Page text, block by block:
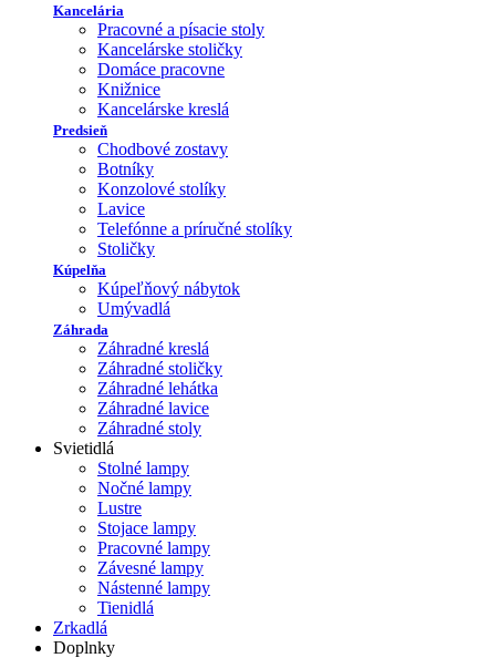
Kancelária
Pracovné a písacie stoly
Kancelárske stoličky
Domáce pracovne
Knižnice
Kancelárske kreslá
Predsieň
Chodbové zostavy
Botníky
Konzolové stolíky
Lavice
Telefónne a príručné stolíky
Stoličky
Kúpelňa
Kúpeľňový nábytok
Umývadlá
Záhrada
Záhradné kreslá
Záhradné stoličky
Záhradné lehátka
Záhradné lavice
Záhradné stoly
Svietidlá
Stolné lampy
Nočné lampy
Lustre
Stojace lampy
Pracovné lampy
Závesné lampy
Nástenné lampy
Tienidlá
Zrkadlá
Doplnky